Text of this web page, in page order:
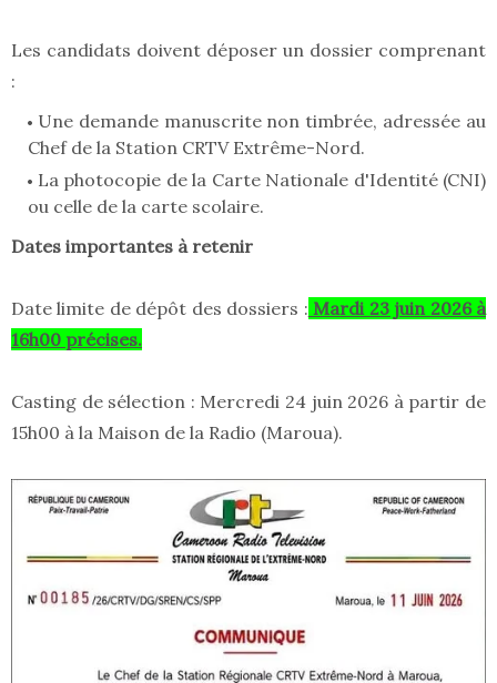
Les candidats doivent déposer un dossier comprenant
:
Une demande manuscrite non timbrée, adressée au
Chef de la Station CRTV Extrême-Nord.
La photocopie de la Carte Nationale d'Identité (CNI)
ou celle de la carte scolaire.
Dates importantes à retenir
Date limite de dépôt des dossiers : Mardi 23 juin 2026 à
16h00 précises.
Casting de sélection : Mercredi 24 juin 2026 à partir de
15h00 à la Maison de la Radio (Maroua).